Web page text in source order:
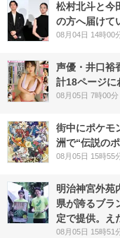
松村北斗と今
の方へ届けて
08月04日 14時00
声優・井口裕
計18ページに
08月05日 7時00分
街中にポケ
洲で“伝説の
08月05日 15時55
明治神宮外苑
県が誇るブラ
定で提供。え
08月05日 15時51